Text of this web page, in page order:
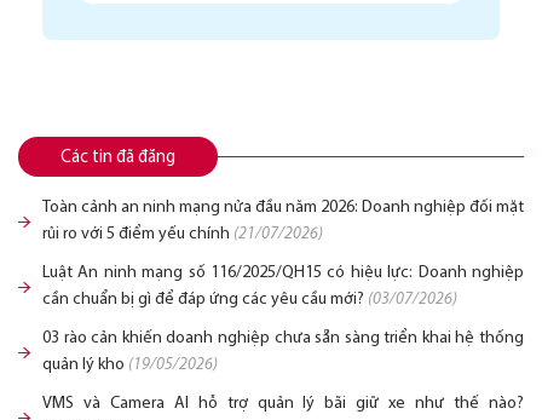
Các tin đã đăng
Toàn cảnh an ninh mạng nửa đầu năm 2026: Doanh nghiệp đối mặt
rủi ro với 5 điểm yếu chính (21/07/2026)
Luật An ninh mạng số 116/2025/QH15 có hiệu lực: Doanh nghiệp
cần chuẩn bị gì để đáp ứng các yêu cầu mới? (03/07/2026)
03 rào cản khiến doanh nghiệp chưa sẵn sàng triển khai hệ thống
quản lý kho (19/05/2026)
VMS và Camera AI hỗ trợ quản lý bãi giữ xe như thế nào?